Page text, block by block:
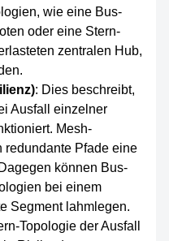
wie eine Bus-
oder eine Stern-
zentralen Hub,
: Dies beschreibt,
Ausfall einzelner
Mesh-
redundante Pfade eine
können Bus-
bei einem
Segment lahmlegen.
Topologie der Ausfall